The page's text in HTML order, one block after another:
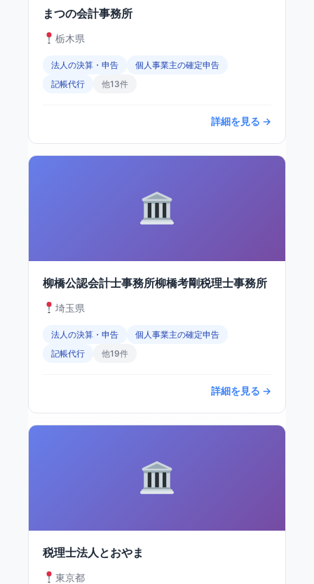
まつの会計事務所
栃木県
法人の決算・申告
個人事業主の確定申告
記帳代行
他13件
詳細を見る →
柳橋公認会計士事務所柳橋考剛税理士事務所
埼玉県
法人の決算・申告
個人事業主の確定申告
記帳代行
他19件
詳細を見る →
税理士法人とおやま
東京都